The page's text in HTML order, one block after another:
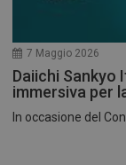
7 Maggio 2026
Daiichi Sankyo
immersiva per
In occasione del